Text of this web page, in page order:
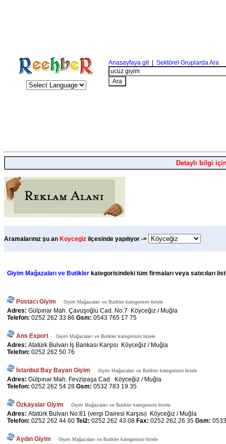
Anasayfaya git| Sektörel Gruplarda Ara
Detaylı bilgi
Aramalarınız şu an Koycegiz ilçesinde yapılıyor ->
Giyim Mağazaları ve Butikler kategorisindeki tüm firmaları veya satıcıları
Postacı Giyim Giyim Mağazaları ve Butikler kategorisini listele
Adres: Gülpınar Mah. Çavuşoğlu Cad. No:7 Köyceğiz / Muğla
Telefon: 0252 262 33 86 Gsm: 0543 765 17 75
Ans Export Giyim Mağazaları ve Butikler kategorisini listele
Adres: Atatürk Bulvarı İş Bankası Karşısı Köyceğiz / Muğla
Telefon: 0252 262 50 76
İstanbul Bay Bayan Giyim Giyim Mağazaları ve Butikler kategorisini listele
Adres: Gülpınar Mah. Fevzipaşa Cad. Köyceğiz / Muğla
Telefon: 0252 262 54 28 Gsm: 0532 783 19 35
Özkayalar Giyim Giyim Mağazaları ve Butikler kategorisini listele
Adres: Atatürk Bulvarı No:81 (vergi Dairesi Karşısı) Köyceğiz / Muğla
Telefon: 0252 262 44 60 Tel2: 0252 262 43 08 Fax: 0252 262 26 35 Gsm:
Aydın Giyim Giyim Mağazaları ve Butikler kategorisini listele